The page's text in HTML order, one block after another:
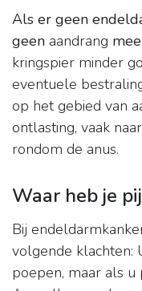
Als er geen
geen aandrang
kringspier minder
eventuele
op het gebied van
ontlasting, vaak
rondom de anus.
Waar heb je
Bij
volgende klachten:
poepen, maar als